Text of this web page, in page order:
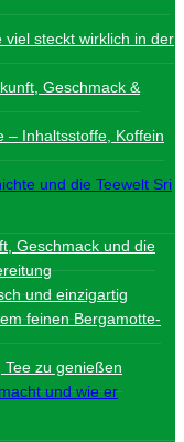
viel steckt wirklich in der
Geschmack &
– Inhaltsstoffe, Koffein
und die Teewelt Sri
Geschmack und die
und einzigartig
feinen Bergamotte-
Tee zu genießen
und wie er